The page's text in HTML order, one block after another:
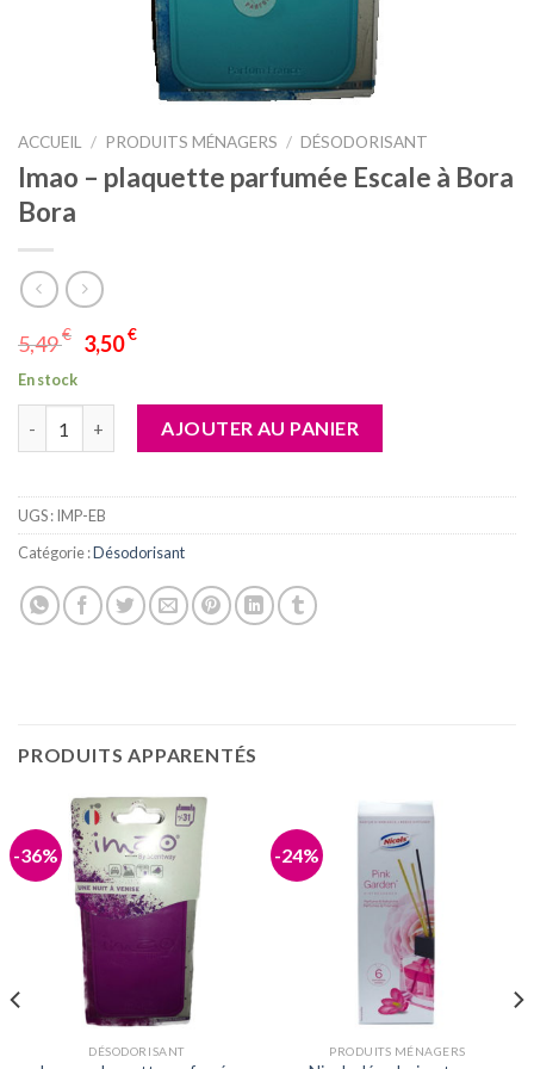
ACCUEIL / PRODUITS MÉNAGERS / DÉSODORISANT
Imao – plaquette parfumée Escale à Bora
Bora
5,49€ 3,50€
En stock
quantité de Imao - plaquette parfumée Escale à Bora Bora
AJOUTER AU PANIER
UGS :IMP-EB
Catégorie :Désodorisant
PRODUITS APPARENTÉS
-36%
DÉSODORISANT
-24%
PRODUITS MÉNAGERS